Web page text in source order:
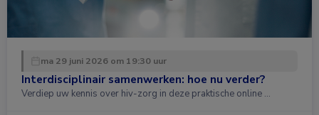
ma 29 juni 2026 om 19:30 uur
Interdisciplinair samenwerken: hoe nu verder?
Verdiep uw kennis over hiv-zorg in deze praktische online …